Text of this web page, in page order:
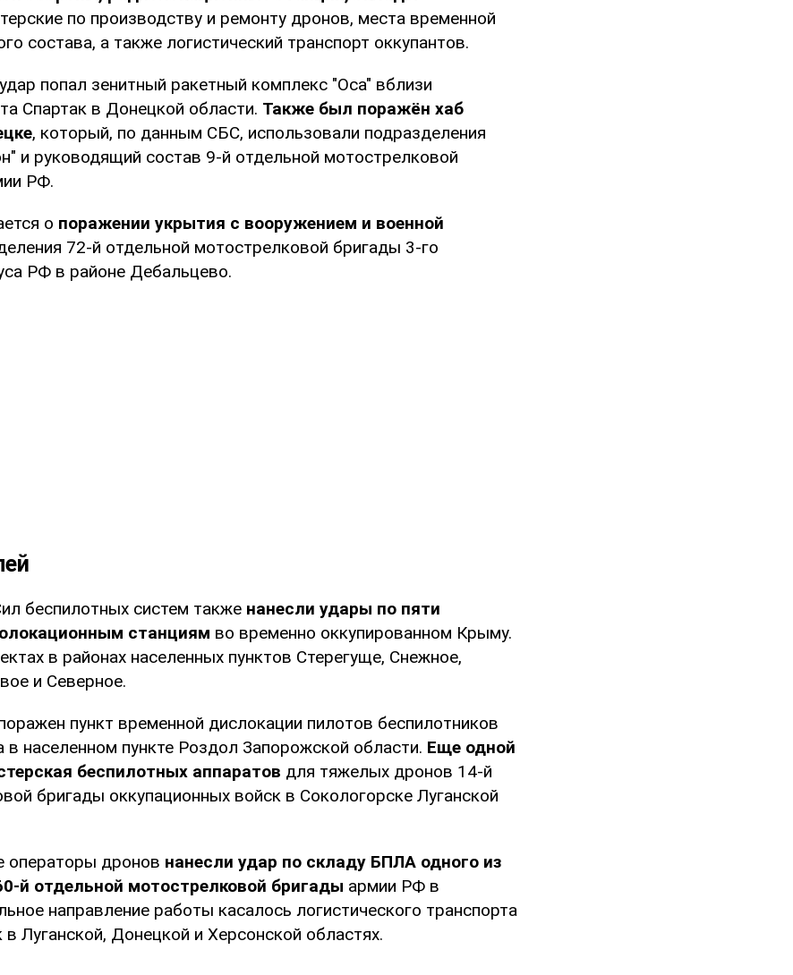
по производству и ремонту дронов, места временной
состава, а также логистический транспорт оккупантов.
попал зенитный ракетный комплекс "Оса" вблизи
Спартак в Донецкой области. Также был поражён хаб
, который, по данным СБС, использовали подразделения
и руководящий состав 9-й отдельной мотострелковой
РФ.
о поражении укрытия с вооружением и военной
72-й отдельной мотострелковой бригады 3-го
РФ в районе Дебальцево.
беспилотных систем также нанесли удары по пяти
станциям во временно оккупированном Крыму.
в районах населенных пунктов Стерегуще, Снежное,
и Северное.
пункт временной дислокации пилотов беспилотников
в населенном пункте Роздол Запорожской области. Еще одной
беспилотных аппаратов для тяжелых дронов 14-й
бригады оккупационных войск в Сокологорске Луганской
операторы дронов нанесли удар по складу БПЛА одного из
й отдельной мотострелковой бригады армии РФ в
направление работы касалось логистического транспорта
в Луганской, Донецкой и Херсонской областях.